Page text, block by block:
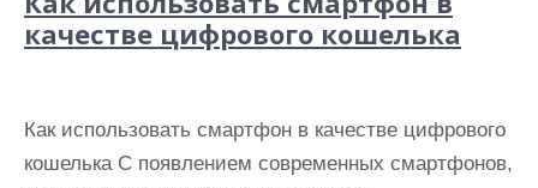
качестве цифрового кошелька
Как использовать смартфон в качестве цифрового
кошелька С появлением современных смартфонов,